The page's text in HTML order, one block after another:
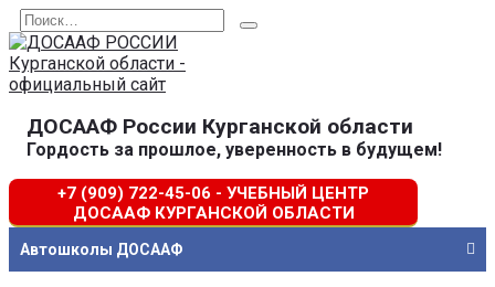
Перейти
к
содержанию
Search
for:
ДОСААФ России Курганской области
Гордость за прошлое, уверенность в будущем!
+7 (909) 722-45-06 - УЧЕБНЫЙ ЦЕНТР
ДОСААФ КУРГАНСКОЙ ОБЛАСТИ
Автошколы ДОСААФ